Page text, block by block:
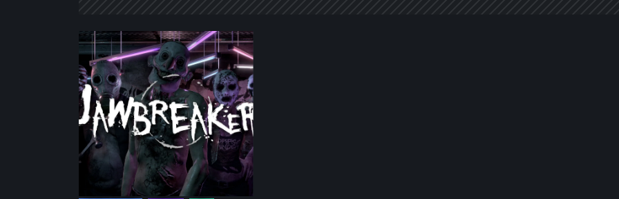
Jawbreaker:
Survival
Horror
dalle
Atmosfere
Inquietanti